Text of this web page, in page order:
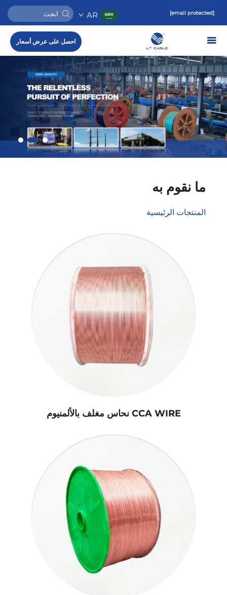
[email protected]
AR
احصل على عرض أسعار
ما نقوم به
المنتجات الرئيسية
CCA WIRE نحاس مغلف بالألمنيوم